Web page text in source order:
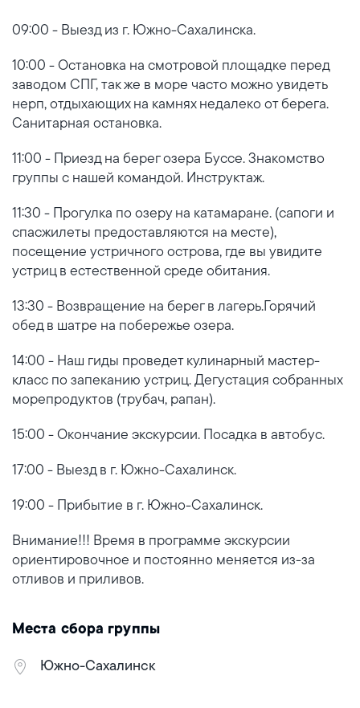
09:00 - Выезд из г. Южно-Сахалинска.
10:00 - Остановка на смотровой площадке перед
заводом СПГ, так же в море часто можно увидеть
нерп, отдыхающих на камнях недалеко от берега.
Санитарная остановка.
11:00 - Приезд на берег озера Буссе. Знакомство
группы с нашей командой. Инструктаж.
11:30 - Прогулка по озеру на катамаране. (сапоги и
спасжилеты предоставляются на месте),
посещение устричного острова, где вы увидите
устриц в естественной среде обитания.
13:30 - Возвращение на берег в лагерь.Горячий
обед в шатре на побережье озера.
14:00 - Наш гиды проведет кулинарный мастер-
класс по запеканию устриц. Дегустация собранных
морепродуктов (трубач, рапан).
15:00 - Окончание экскурсии. Посадка в автобус.
17:00 - Выезд в г. Южно-Сахалинск.
19:00 - Прибытие в г. Южно-Сахалинск.
Внимание!!! Время в программе экскурсии
ориентировочное и постоянно меняется из-за
отливов и приливов.
Места сбора группы
Южно-Сахалинск